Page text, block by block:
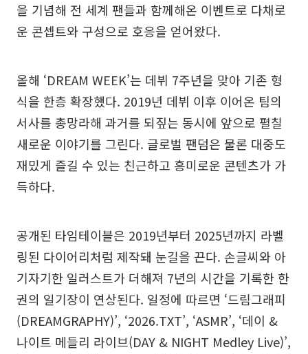
을 기념해 전 세계 팬들과 함께해온 이벤트로 다채로
운 콘셉트와 구성으로 호응을 얻어왔다.
올해 ‘DREAM WEEK’는 데뷔 7주년을 맞아 기존 형
식을 한층 확장했다. 2019년 데뷔 이후 이어온 팀의
서사를 총망라해 과거를 되짚는 동시에 앞으로 펼칠
새로운 이야기를 그린다. 글로벌 팬덤은 물론 대중도
재밌게 즐길 수 있는 친근하고 흥미로운 콘텐츠가 가
득하다.
공개된 타임테이블은 2019년부터 2025년까지 라벨
링된 다이어리처럼 제작돼 눈길을 끈다. 손글씨와 아
기자기한 일러스트가 더해져 7년의 시간을 기록한 한
권의 일기장이 연상된다. 일정에 따르면 ‘드림그래피
(DREAMGRAPHY)’, ‘2026.TXT’, ‘ASMR’, ‘데이 &
나이트 메들리 라이브(DAY & NIGHT Medley Live)’,